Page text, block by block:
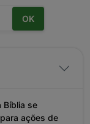
OK
Bíblia se
ações de